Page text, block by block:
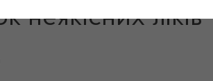
неякісних ліків"